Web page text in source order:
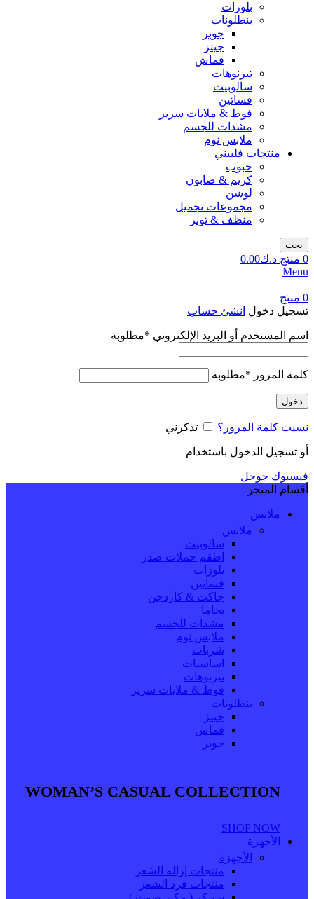
بلوزات
بنطلونات
جوبر
جينز
قماش
تيرنوهات
سالوبيت
فساتين
فوط & ملايات سرير
مشدات للجسم
ملابس نوم
منتجات فلبيني
حبوب
كريم & صابون
لوشن
مجموعات تجميل
منظف & تونر
بحث
0 منتج د.ك0.00
Menu
0 منتج
تسجيل دخول انشئ حساب
اسم المستخدم أو البريد الإلكتروني *مطلوبة
كلمة المرور *مطلوبة
دخول
نسيت كلمة المرور؟ تذكرني
أو تسجيل الدخول باستخدام
فيسبوك جوجل
أقسام المتجر
ملابس
ملابس
سالوبيت
اطقم حملات صدر
بلوزات
فساتين
جاكت & كاردجن
بجاما
مشدات للجسم
ملابس نوم
شربات
اساسيات
تيرنوهات
فوط & ملايات سرير
بنطلونات
جينز
قماش
جوبر
WOMAN’S CASUAL COLLECTION
SHOP NOW
الأجهزة
الأجهزة
منتجات إزاله الشعر
منتجات فرد الشعر